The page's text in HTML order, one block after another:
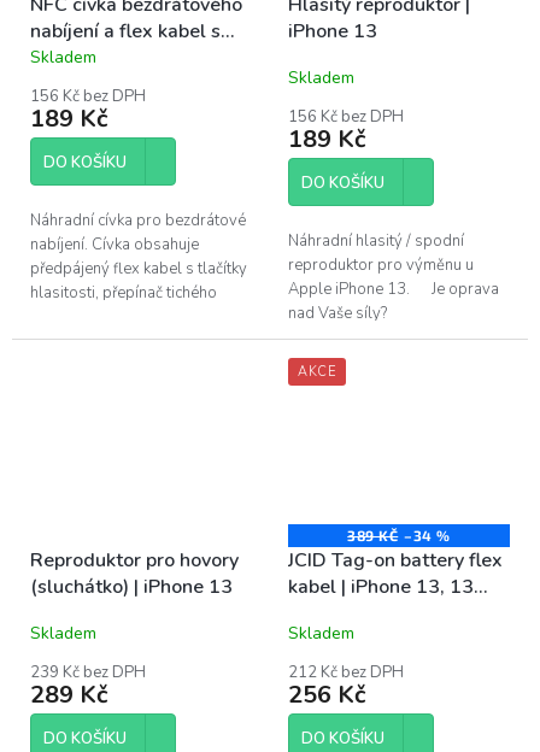
nabíjení a flex kabel s
tlačítky | iPhone 13
Průměrné
produktu
je
5,0
hvězdiček.
Skladem
156 Kč bez DPH
189 Kč
DO KOŠÍKU
Náhradní cívka pro bezdrátové
nabíjení. Cívka obsahuje
předpájený flex kabel s tlačítky
hlasitosti, přepínač tichého
obsahují kovové plíšky,...
iPhone 13
Skladem
156 Kč bez DPH
189 Kč
DO KOŠÍKU
Náhradní hlasitý / spodní
reproduktor pro výměnu u
Apple iPhone 13. Je oprava
nad Vaše síly?
Pomůžeme!Navštivte náš servis
v Praze.
Reproduktor pro hovory
(sluchátko) | iPhone 13
Skladem
239 Kč bez DPH
289 Kč
DO KOŠÍKU
AKCE
389 KČ –34 %
JCID Tag-on battery flex
kabel | iPhone 13, 13
Skladem
212 Kč bez DPH
256 Kč
DO KOŠÍKU